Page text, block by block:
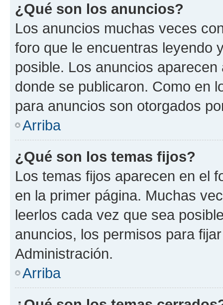
¿Qué son los anuncios?
Los anuncios muchas veces
foro que le encuentras leyendo
posible. Los anuncios
donde se publicaron. Como en
para anuncios son otorgados
Arriba
¿Qué son los temas fijos?
Los temas fijos aparecen en el
en la primer página. Muchas
leerlos cada vez que sea
anuncios, los permisos para
Administración.
Arriba